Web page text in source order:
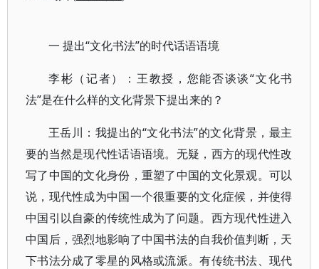
一 提出“文化书法”的时代话语语境
李彬（记者）：王教授，您能否谈谈“文化书
法”是在什么样的文化背景下提出来的？
王岳川：我提出的“文化书法”的文化背景，最主
要的当然是现代性话语语境。无疑，西方的现代性改
写了中国的文化身份，重塑了中国的文化景观。可以
说，现代性成为中国一个很重要的文化症候，并使得
中国引以自豪的传统性成为了问题。西方现代性进入
中国后，强烈地影响了中国书法的自我价值判断，天
下书法分成了零星的风格或流派。有传统书法、现代